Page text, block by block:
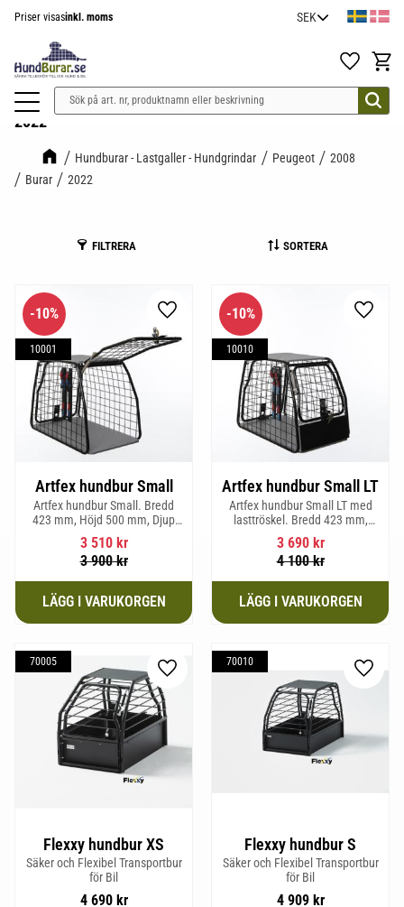
Priser visasinkl. moms
Favoriter
2022
Hundburar - Lastgaller - Hundgrindar Peugeot
2008
Burar
2022
FILTRERA SORTERA
Artfex hundbur Small
Artfex hundbur Small. Bredd
423 mm, Höjd 500 mm, Djup
670 mm och vikt 12,1 kg.
3 510kr
3 900kr
10%
10001
Lägg till i favoriter
Artfex hundbur Small LT
Artfex hundbur Small LT med
lasttröskel. Bredd 423 mm,
Höjd 500 mm, Djup 670 mm
och Vikt 12,9 kg.
3 690kr
4 100kr
10%
10010
Lägg
Flexxy hundbur XS
Säker och Flexibel Transportbur
för Bil
4 690kr
70005
Lägg till i favoriter
Flexxy hundbur S
Säker och Flexibel Transportbur
för Bil
4 909kr
70010
Lägg